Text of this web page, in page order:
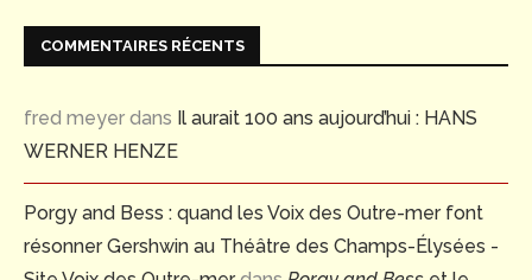
COMMENTAIRES RÉCENTS
fred meyer dans Il aurait 100 ans aujourd’hui : HANS
WERNER HENZE
Porgy and Bess : quand les Voix des Outre-mer font
résonner Gershwin au Théâtre des Champs-Élysées -